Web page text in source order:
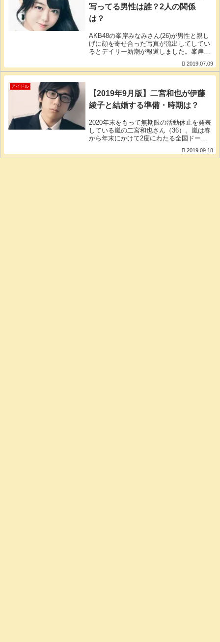
写ってる男性は誰？2人の関係
は？
AKB48の峯岸みなみさん(26)が男性と親し
げに顔を寄せ合った写真が流出してしてい
るとデイリー新潮が報道しました。峯岸み
プ「GENERATIONS」の白濱亜嵐さん
（25）との「お泊り愛」が週刊
2019.07.09
アイドル
【2019年9月版】二宮和也が伊藤
綾子と結婚する準備・時期は？
2020年末をもって無期限の活動休止を発表
している嵐の二宮和也さん（36）。嵐は春
から年末にかけて2度にわたる全国ドーム
「24時間テレビ」のメインパーソナリティ
2019.09.18